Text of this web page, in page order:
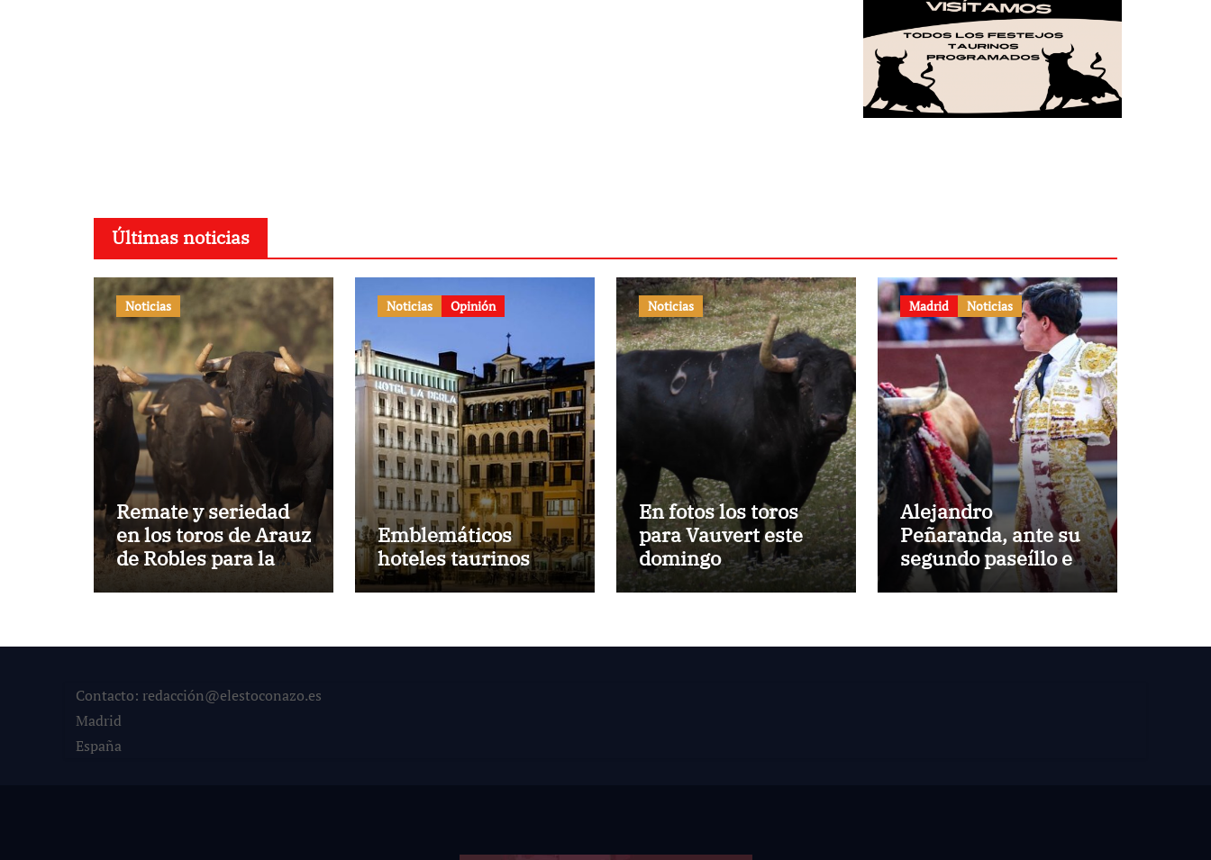
Últimas noticias
Noticias
Remate y seriedad
en los toros de Arauz
de Robles para la
despedida de Víctor
momento de Luque
Noticias Opinión
Emblemáticos
hoteles taurinos
Noticias
En fotos los toros
para Vauvert este
domingo
Madrid Noticias
Alejandro
Peñaranda, ante su
segundo paseíllo en
Las Ventas esta
Contacto: redacción@elestoconazo.es
Madrid
España